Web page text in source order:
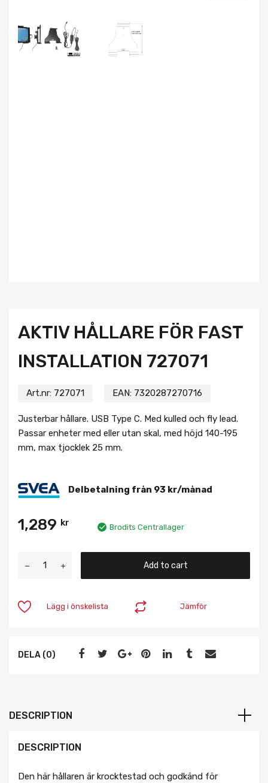
AKTIV HÅLLARE FÖR FAST
INSTALLATION 727071
Art.nr: 727071 EAN: 7320287270716
Justerbar hållare. USB Type C. Med kulled och fly lead.
Passar enheter med eller utan skal, med höjd 140-195
mm, max tjocklek 25 mm.
Delbetalning från 93 kr/månad
1,289 kr Brodits Centrallager
Add to cart
Jämför
Lägg i önskelista
DELA (0)
DESCRIPTION
DESCRIPTION
Den här hållaren är krocktestad och godkänd för